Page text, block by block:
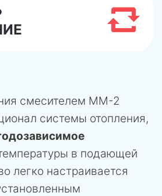
смесителем ММ-2
системы отопления,
в подающей
легко настраивается